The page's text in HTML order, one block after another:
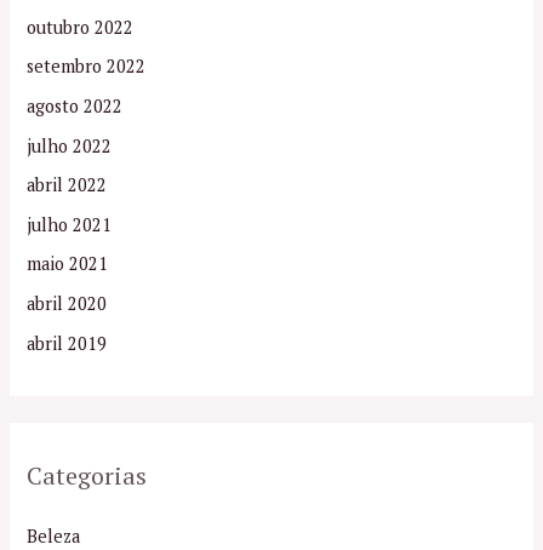
outubro 2022
setembro 2022
agosto 2022
julho 2022
abril 2022
julho 2021
maio 2021
abril 2020
abril 2019
Categorias
Beleza